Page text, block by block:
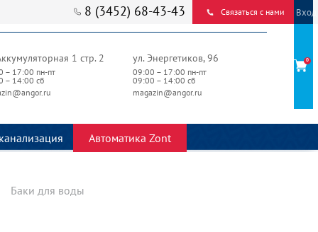
8 (3452) 68-43-43 Связаться с нами
1 стр. 2
– 17:00 пн-пт
– 14:00 сб
ул. Энергетиков, 96
09:00 – 17:00 пн-пт
09:00 – 14:00 сб
magazin@angor.ru
Автоматика Zont
Вход
0
Баки для воды